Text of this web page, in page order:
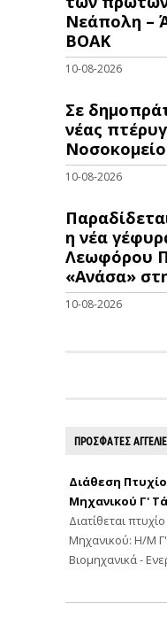
Νεάπολη –
ΒΟΑΚ
10-08-2026
Σε
νέας
10-08-2026
η νέα
Λεωφόρου
«Ανάσα»
10-08-2026
ΠΡΟΣΦΑΤΕΣ
Διάθεση
Μηχανικού Γ'
Διατίθεται
Μηχανικού: Η/Μ
Βιομηχανικά -